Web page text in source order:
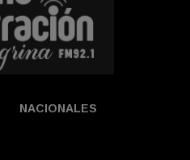
NACIONALES